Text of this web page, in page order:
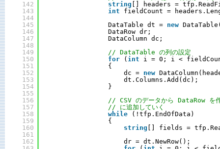
142
143
144
145
146
147
148
149
150
151
152
153
154
155
156
157
158
159
160
161
162
string [] headers =
int
fieldCount =
DataTable dt = new
DataRow dr;
DataColumn dc;
// DataTable の列の設定
for
( int
i = 0; i <
{
dc = new
dt.Columns.Add(dc);
}
// CSV のデータから DataRow を
// に追加していく
while
(!tfp.EndOfData)
{
string [] fields =
dr = dt.NewRow();